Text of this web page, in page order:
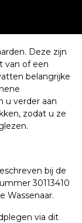
Deze zijn
van of een
belangrijke
u verder aan
zodat u ze
bij de
30113410
Wassenaar.
via dit